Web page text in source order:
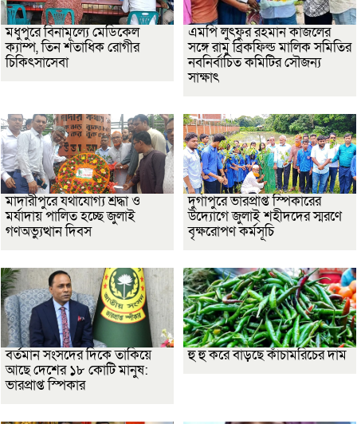
মধুপুরে বিনামূল্যে মেডিকেল
ক্যাম্প, তিন শতাধিক রোগীর
চিকিৎসাসেবা
এমপি লুৎফুর রহমান কাজলের
সঙ্গে রামু ব্রিকফিল্ড মালিক সমিতির
নবনির্বাচিত কমিটির সৌজন্য
সাক্ষাৎ
মাদারীপুরে যথাযোগ্য শ্রদ্ধা ও
মর্যাদায় পালিত হচ্ছে জুলাই
গণঅভ্যুত্থান দিবস
দুর্গাপুরে ভারপ্রাপ্ত স্পিকারের
উদ্যোগে জুলাই শহীদদের স্মরণে
বৃক্ষরোপণ কর্মসূচি
বর্তমান সংসদের দিকে তাকিয়ে
আছে দেশের ১৮ কোটি মানুষ:
ভারপ্রাপ্ত স্পিকার
হু হু করে বাড়ছে কাঁচামরিচের দাম